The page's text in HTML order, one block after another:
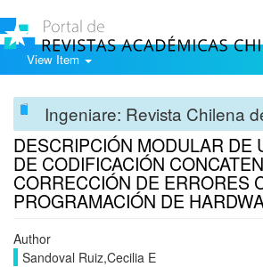
View Item
Ingeniare: Revista Chilena
DESCRIPCIÓN MODULAR DE
DE CODIFICACIÓN
CORRECCIÓN DE ERRORES
PROGRAMACIÓN DE
Author
Sandoval Ruiz,Cecilia E